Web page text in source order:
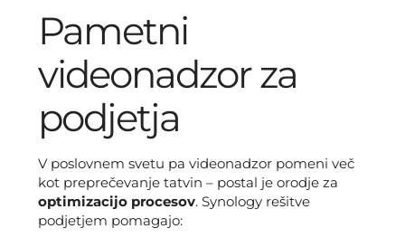
Pametni
videonadzor za
podjetja
V poslovnem svetu pa videonadzor pomeni več
kot preprečevanje tatvin – postal je orodje za
optimizacijo procesov. Synology rešitve
podjetjem pomagajo: